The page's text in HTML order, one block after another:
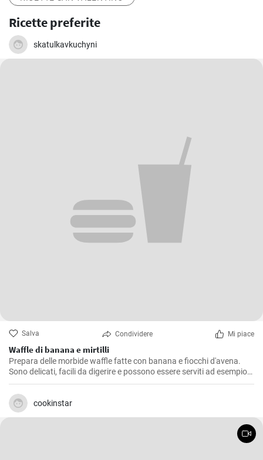
Ricette preferite
skatulkavkuchyni
Salva Condividere Mi piace
Waffle di banana e mirtilli
Prepara delle morbide waffle fatte con banana e fiocchi d'avena.
Sono delicati, facili da digerire e possono essere serviti ad esempio
con mirtilli freschi e sciroppo di mirtilli.
cookinstar